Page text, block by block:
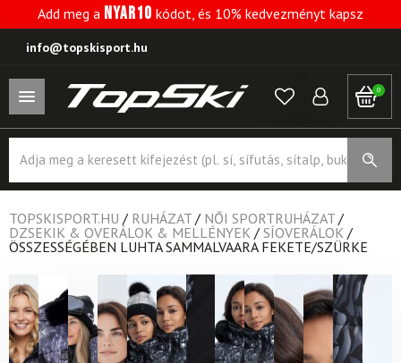
Add meg a NYAR10 kódot, és 10% kedvezményt kapsz
info@topskisport.hu
0
search
TOPSKISPORT.HU / RUHÁZAT / NŐI SPORTRUHÁZAT /
DZSEKIK & OVERÁLOK & MELLÉNYEK / SÍOVERÁLOK /
ÖSSZESSÉGÉBEN LUHTA SAMMALVAARA FEKETE/SZÜRKE